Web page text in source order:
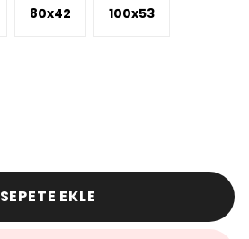
80x42 100x53
SEPETE EKLE